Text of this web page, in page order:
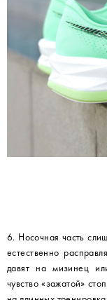
6. Носочная часть
естественно
давят на мизинец
чувство «зажатой»